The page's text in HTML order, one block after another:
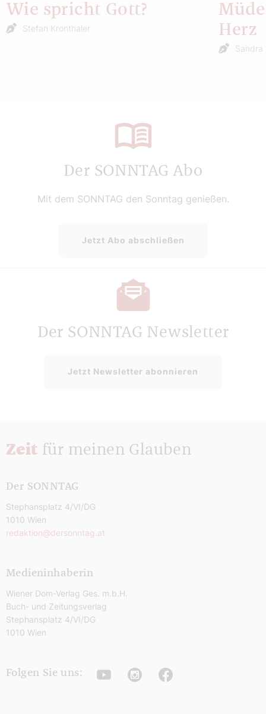
Wie spricht Gott?
Stefan Kronthaler
Herz
Sandra
Der SONNTAG Abo
Mit dem SONNTAG den Sonntag genießen.
Jetzt Abo abschließen
Der SONNTAG Newsletter
Jetzt Newsletter abonnieren
Zeit für meinen Glauben
Der SONNTAG
Stephansplatz 4/VI/DG
1010 Wien
redaktion@dersonntag.at
Medieninhaberin
Wiener Dom-Verlag Ges. m.b.H.
Buch- und Zeitungsverlag
Stephansplatz 4/VI/DG
1010 Wien
Folgen Sie uns: YoutubeInstagramFacebook